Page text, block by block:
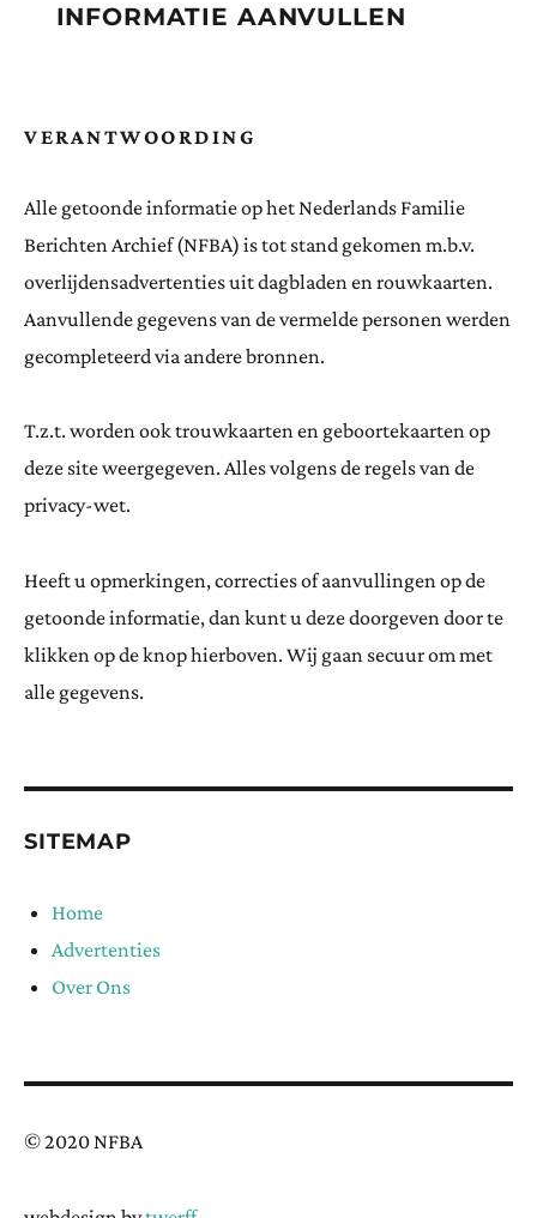
INFORMATIE AANVULLEN
VERANTWOORDING
Alle getoonde informatie op het Nederlands Familie
Berichten Archief (NFBA) is tot stand gekomen m.b.v.
overlijdensadvertenties uit dagbladen en rouwkaarten.
Aanvullende gegevens van de vermelde personen werden
gecompleteerd via andere bronnen.
T.z.t. worden ook trouwkaarten en geboortekaarten op
deze site weergegeven. Alles volgens de regels van de
privacy-wet.
Heeft u opmerkingen, correcties of aanvullingen op de
getoonde informatie, dan kunt u deze doorgeven door te
klikken op de knop hierboven. Wij gaan secuur om met
alle gegevens.
SITEMAP
Home
Advertenties
Over Ons
© 2020 NFBA